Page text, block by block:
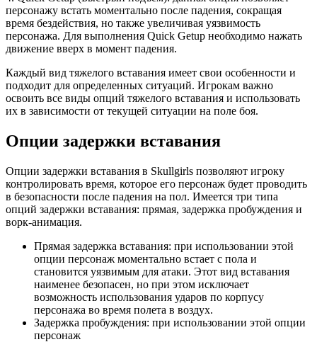
персонажу встать моментально после падения, сокращая
время бездействия, но также увеличивая уязвимость
персонажа. Для выполнения Quick Getup необходимо нажать
движение вверх в момент падения.
Каждый вид тяжелого вставания имеет свои особенности и
подходит для определенных ситуаций. Игрокам важно
освоить все виды опций тяжелого вставания и использовать
их в зависимости от текущей ситуации на поле боя.
Опции задержки вставания
Опции задержки вставания в Skullgirls позволяют игроку
контролировать время, которое его персонаж будет проводить
в безопасности после падения на пол. Имеется три типа
опций задержки вставания: прямая, задержка пробуждения и
ворк-анимация.
Прямая задержка вставания: при использовании этой
опции персонаж моментально встает с пола и
становится уязвимым для атаки. Этот вид вставания
наименее безопасен, но при этом исключает
возможность использования ударов по корпусу
персонажа во время полета в воздух.
Задержка пробуждения: при использовании этой опции
персонаж